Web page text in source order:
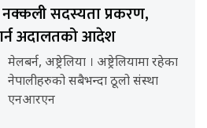
नक्कली सदस्यता प्रकरण,
अदालतको आदेश
मेलबर्न, अष्ट्रेलिया । अष्ट्रेलियामा रहेका
नेपालीहरुको सबैभन्दा ठूलो संस्था
एनआरएन